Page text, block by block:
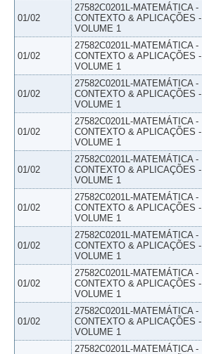
01/02
27582C0201L-MATEMÁTICA -
CONTEXTO & APLICAÇÕES -
VOLUME 1
01/02
27582C0201L-MATEMÁTICA -
CONTEXTO & APLICAÇÕES -
VOLUME 1
01/02
27582C0201L-MATEMÁTICA -
CONTEXTO & APLICAÇÕES -
VOLUME 1
01/02
27582C0201L-MATEMÁTICA -
CONTEXTO & APLICAÇÕES -
VOLUME 1
01/02
27582C0201L-MATEMÁTICA -
CONTEXTO & APLICAÇÕES -
VOLUME 1
01/02
27582C0201L-MATEMÁTICA -
CONTEXTO & APLICAÇÕES -
VOLUME 1
01/02
27582C0201L-MATEMÁTICA -
CONTEXTO & APLICAÇÕES -
VOLUME 1
01/02
27582C0201L-MATEMÁTICA -
CONTEXTO & APLICAÇÕES -
VOLUME 1
01/02
27582C0201L-MATEMÁTICA -
CONTEXTO & APLICAÇÕES -
VOLUME 1
27582C0201L-MATEMÁTICA -